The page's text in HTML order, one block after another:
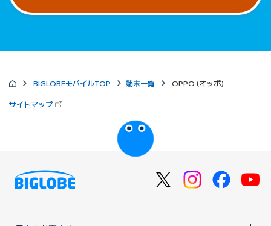
BIGLOBEモバイルTOP 端末一覧 OPPO (オッポ)
サイトマップ（新しいタブで開きます）
びっぷるのページ